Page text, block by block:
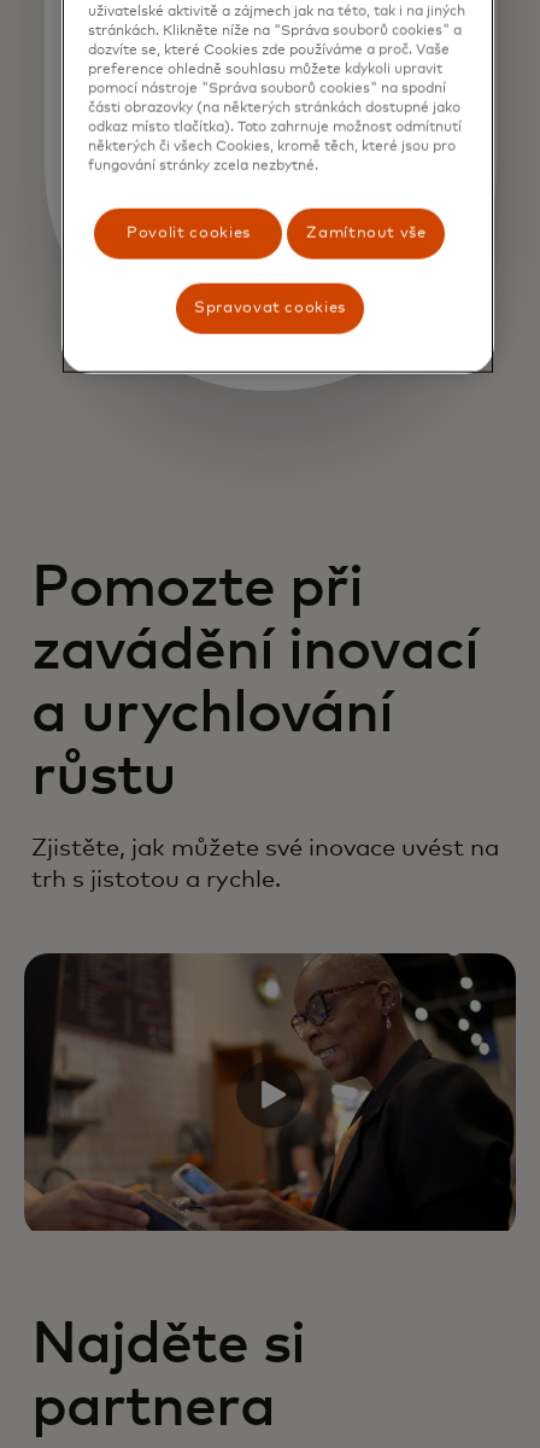
Pomozte při
zavádění inovací
a urychlování
růstu
Zjistěte, jak můžete své inovace uvést na
trh s jistotou a rychle.
Najděte si
partnera
uživatelské aktivitě a zájmech jak na této, tak i na jiných
stránkách. Klikněte níže na "Správa souborů cookies" a
dozvíte se, které Cookies zde používáme a proč. Vaše
preference ohledně souhlasu můžete kdykoli upravit
pomocí nástroje "Správa souborů cookies" na spodní
části obrazovky (na některých stránkách dostupné jako
odkaz místo tlačítka). Toto zahrnuje možnost odmítnutí
některých či všech Cookies, kromě těch, které jsou pro
fungování stránky zcela nezbytné.
Povolit cookies Zamítnout vše
Spravovat cookies